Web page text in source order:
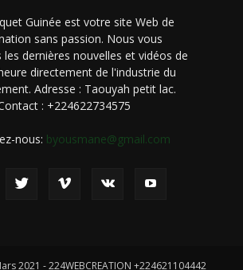
Guinée est votre site Web de
sans passion. Nous vous
dernières nouvelles et vidéos de
directement de l'industrie du
Adresse : Taouyah petit lac.
: +224622734575
nous: byousmane@gmail.com
2021 - 224WEBCREATION +224621104442